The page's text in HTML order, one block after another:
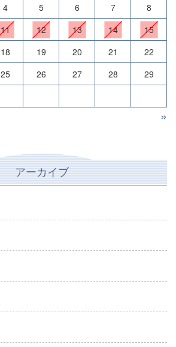
4 5 6 7
8
11 12 13 14
15
18 19 20 21
22
25 26 27 28
29
»
アーカイブ